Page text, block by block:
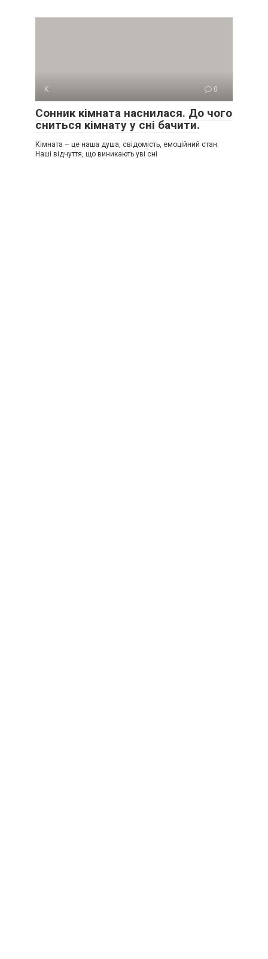
К 0
Сонник кімната наснилася. До чого
сниться кімнату у сні бачити.
Кімната – це наша душа, свідомість, емоційний стан.
Наші відчуття, що виникають уві сні